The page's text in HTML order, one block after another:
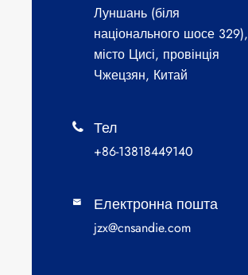
Луншань (біля
національного шосе 329),
місто Цисі, провінція
Чжецзян, Китай
 Тел
+86-13818449140
 Електронна пошта
jzx@cnsandie.com